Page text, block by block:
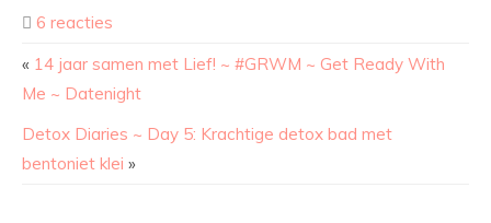
6 reacties
« 14 jaar samen met Lief! ~ #GRWM ~ Get Ready With
Me ~ Datenight
Detox Diaries ~ Day 5: Krachtige detox bad met
bentoniet klei »